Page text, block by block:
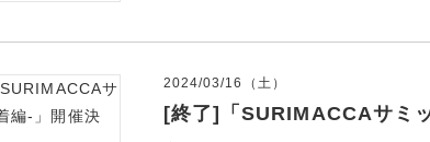
2024/03/16（土）
[終了]「SURIMACCAサミ